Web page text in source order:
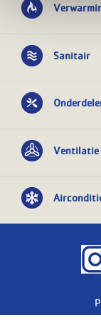
Sanitair
Ventilatie